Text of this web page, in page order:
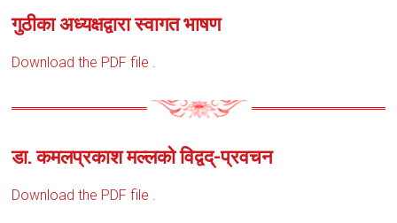
गुठीका अध्यक्षद्वारा स्वागत भाषण
Download the PDF file .
डा. कमलप्रकाश मल्लको विद्वद्-प्रवचन
Download the PDF file .